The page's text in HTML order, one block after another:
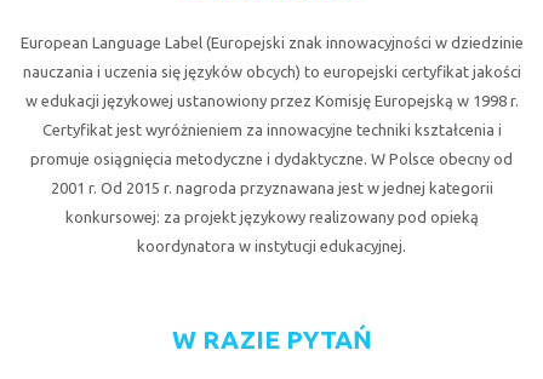
European Language Label (Europejski znak innowacyjności w dziedzinie
nauczania i uczenia się języków obcych) to europejski certyfikat jakości
w edukacji językowej ustanowiony przez Komisję Europejską w 1998 r.
Certyfikat jest wyróżnieniem za innowacyjne techniki kształcenia i
promuje osiągnięcia metodyczne i dydaktyczne. W Polsce obecny od
2001 r. Od 2015 r. nagroda przyznawana jest w jednej kategorii
konkursowej: za projekt językowy realizowany pod opieką
koordynatora w instytucji edukacyjnej.
W RAZIE PYTAŃ